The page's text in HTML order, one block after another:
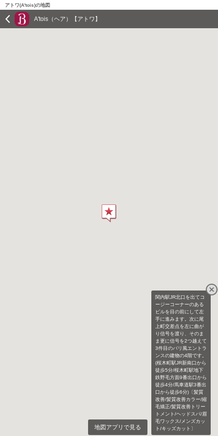
アトワ(A'tois)の地図
A'tois（ヘア）【アトワ】
関内駅JR北口を出てコ
ージーコーナーのある
ビルを目の前にして左
手に進みます。次に尾
上町交差点を左に曲が
り信号を渡り、そのま
ま更に信号を2つ越えて
3件目のバリ風エントラ
ンスの建物の4階です。
(桜木町駅JR新南口から
徒歩5分/桜木町駅地下
鉄野毛方面9番出口から
徒歩4分/馬車道駅3番出
口から徒歩6分)〔髪質
改善/髪質改善カラー/縮
毛矯正/髪質改善トリー
トメント/ヘッドスパ/眉
毛ワックス/メンズカッ
ト/キッズカット〕
地図アプリで見る